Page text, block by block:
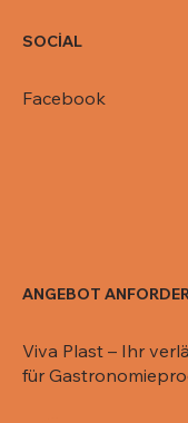
SOCİAL
Facebook
ANGEBOT
Viva Plast – Ihr
für